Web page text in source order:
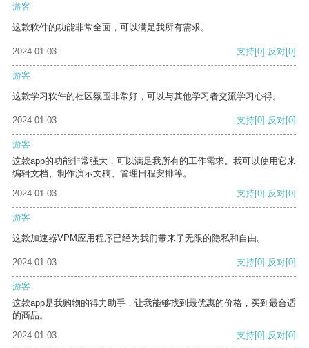
游客
这款软件的功能非常全面，可以满足我所有需求。
2024-01-03 支持[0] 反对[0]
游客
这款学习软件的社区氛围非常好，可以与其他学习者交流学习心得。
2024-01-03 支持[0] 反对[0]
游客
这款app的功能非常强大，可以满足我所有的工作需求。我可以使用它来
编辑文档、制作演示文稿、管理日程安排等。
2024-01-03
支持[0] 反对[0]
游客
这款加速器VPM应用程序已经为我们带来了无限的隐私和自由。
2024-01-03 支持[0] 反对[0]
游客
这款app是我购物的得力助手，让我能够找到最优惠的价格，买到最合适
的商品。
2024-01-03
支持[0] 反对[0]